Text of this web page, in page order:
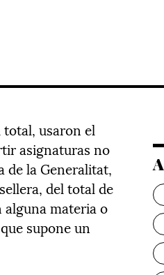
total, usaron el
asignaturas no
de la Generalitat,
del total de
materia o
supone un